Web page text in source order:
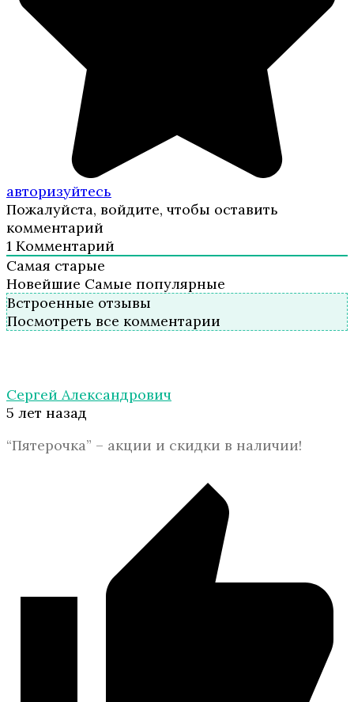
авторизуйтесь
Пожалуйста, войдите, чтобы оставить
комментарий
1 Комментарий
Самая старые
Новейшие Самые популярные
Встроенные отзывы
Посмотреть все комментарии
Сергей Александрович
5 лет назад
“Пятерочка” – акции и скидки в наличии!